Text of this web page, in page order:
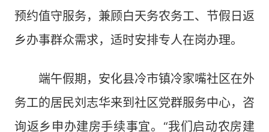
预约值守服务，兼顾白天务农务工、节假日返
乡办事群众需求，适时安排专人在岗办理。
端午假期，安化县冷市镇冷家嘴社区在外
务工的居民刘志华来到社区党群服务中心，咨
询返乡申办建房手续事宜。“我们启动农房建